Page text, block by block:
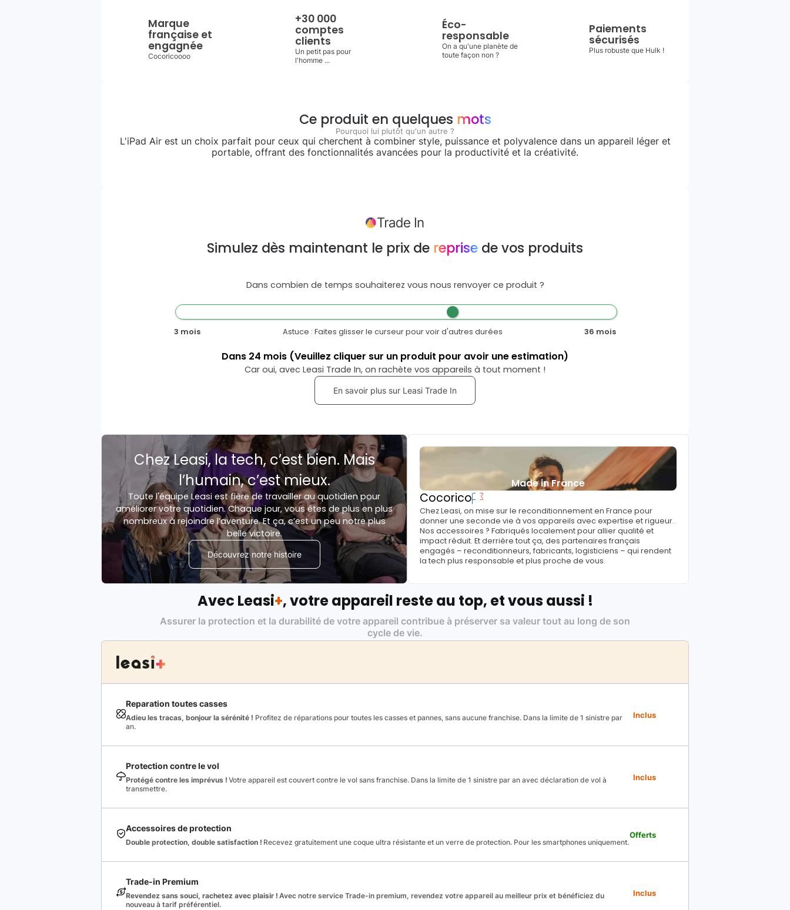
Marque
française et
engagnée
Cocoricoooo
+30 000
comptes
clients
Un petit pas pour
l'homme ...
Éco-
responsable
On a qu'une planète de
toute façon non ?
Paiements
sécurisés
Plus robuste que Hulk !
Ce produit en quelques mots
Pourquoi lui plutôt qu'un autre ?
L'iPad Air est un choix parfait pour ceux qui cherchent à combiner style, puissance et polyvalence dans un appareil léger et
portable, offrant des fonctionnalités avancées pour la productivité et la créativité.
Simulez dès maintenant le prix de reprise de vos produits
Dans combien de temps souhaiterez vous nous renvoyer ce produit ?
3 mois Astuce : Faites glisser le curseur pour voir d'autres durées 36 mois
Dans 24 mois (Veuillez cliquer sur un produit pour avoir une estimation)
Car oui, avec Leasi Trade In, on rachète vos appareils à tout moment !
En savoir plus sur Leasi Trade In
Chez Leasi, la tech, c’est bien. Mais
l’humain, c’est mieux.
Toute l'équipe Leasi est fière de travailler au quotidien pour
améliorer votre quotidien. Chaque jour, vous êtes de plus en plus
nombreux à rejoindre l’aventure. Et ça, c’est un peu notre plus
belle victoire.
Découvrez notre histoire
Made in France
Cocorico
Chez Leasi, on mise sur le reconditionnement en France pour
donner une seconde vie à vos appareils avec expertise et rigueur.
Nos accessoires ? Fabriqués localement pour allier qualité et
impact réduit. Et derrière tout ça, des partenaires français
engagés – reconditionneurs, fabricants, logisticiens – qui rendent
la tech plus responsable et plus proche de vous.
Avec Leasi+, votre appareil reste au top, et vous aussi !
Assurer la protection et la durabilité de votre appareil contribue à préserver sa valeur tout au long de son
cycle de vie.
Reparation toutes casses
Adieu les tracas, bonjour la sérénité ! Profitez de réparations pour toutes les casses et pannes, sans aucune franchise. Dans la limite de 1 sinistre par
an.
Inclus
Protection contre le vol
Protégé contre les imprévus ! Votre appareil est couvert contre le vol sans franchise. Dans la limite de 1 sinistre par an avec déclaration de vol à
transmettre.
Inclus
Accessoires de protection
Double protection, double satisfaction ! Recevez gratuitement une coque ultra résistante et un verre de protection. Pour les smartphones uniquement.
Offerts
Trade-in Premium
Revendez sans souci, rachetez avec plaisir ! Avec notre service Trade-in premium, revendez votre appareil au meilleur prix et bénéficiez du
nouveau à tarif préférentiel.
Inclus